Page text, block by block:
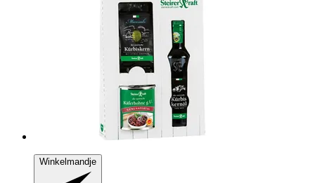
Winkelmandje